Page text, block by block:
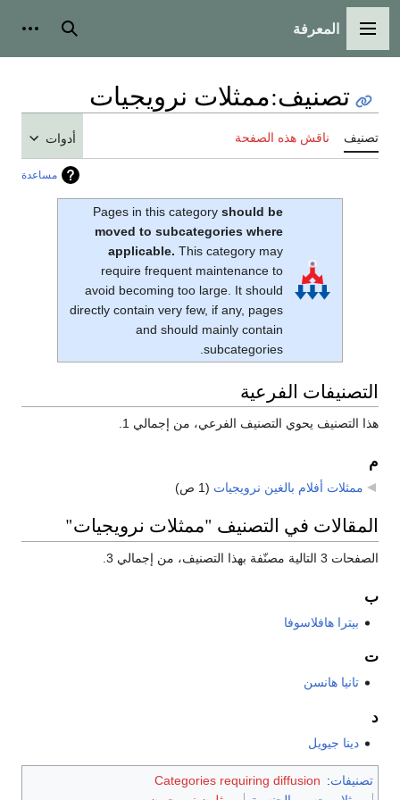
القائمة الرئيسية
المعرفة بحث
تصنيف:ممثلات نرويجيات
تصنيف ناقش هذه الصفحة أدوات
مساعدة
Pages in this categoryshould be
moved to subcategories where
applicable. This category may
require frequent maintenance to
avoid becoming too large. It should
directly contain very few, if any, pages
and should mainly contain
subcategories.
التصنيفات الفرعية
هذا التصنيف يحوي التصنيف الفرعي، من إجمالي 1.
م
ممثلات أفلام بالغين نرويجيات (1 ص)
المقالات في التصنيف "ممثلات نرويجيات"
الصفحات 3 التالية مصنّفة بهذا التصنيف، من إجمالي 3.
ب
بيترا هافلاسوفا
ت
تانيا هانسن
د
دينا جيويل
تصنيفات:
Categories requiring diffusion